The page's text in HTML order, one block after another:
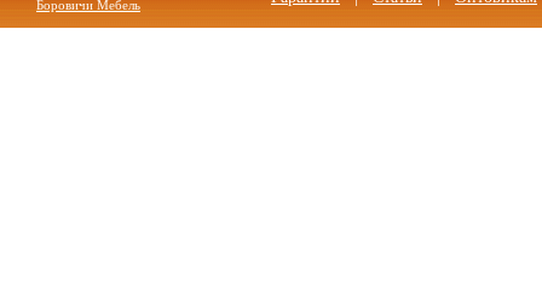
Боровичи Мебель